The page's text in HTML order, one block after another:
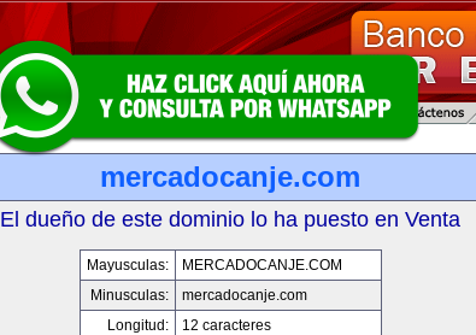
mercadocanje.com
El dueño de este dominio lo ha puesto en Venta
Mayusculas:
MERCADOCANJE.COM
Minusculas:
mercadocanje.com
Longitud:
12 caracteres